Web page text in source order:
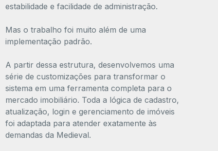
estabilidade e facilidade de administração.
Mas o trabalho foi muito além de uma
implementação padrão.
A partir dessa estrutura, desenvolvemos uma
série de customizações para transformar o
sistema em uma ferramenta completa para o
mercado imobiliário. Toda a lógica de cadastro,
atualização, login e gerenciamento de imóveis
foi adaptada para atender exatamente às
demandas da Medieval.